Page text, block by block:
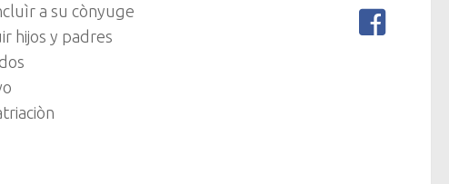
a su cònyuge
hijos y padres